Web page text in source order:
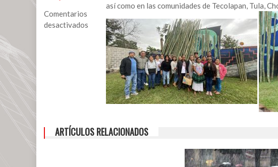
Comentarios
desactivados
talleres
de
así como en las comunidades de Tecolapan, Tula,
ARTÍCULOS RELACIONADOS